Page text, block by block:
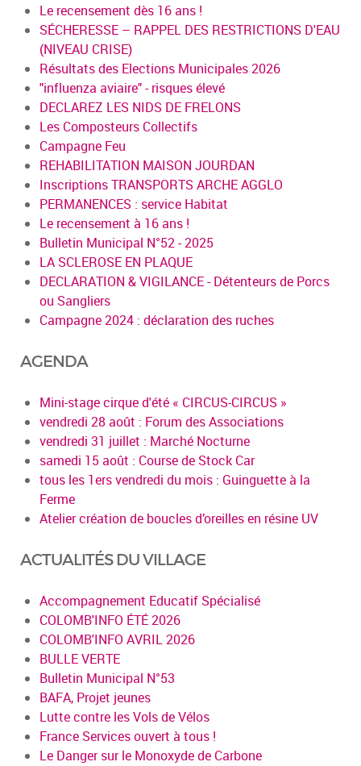
Le recensement dès 16 ans !
SÉCHERESSE – RAPPEL DES RESTRICTIONS D'EAU
(NIVEAU CRISE)
Résultats des Elections Municipales 2026
"influenza aviaire" - risques élevé
DECLAREZ LES NIDS DE FRELONS
Les Composteurs Collectifs
Campagne Feu
REHABILITATION MAISON JOURDAN
Inscriptions TRANSPORTS ARCHE AGGLO
PERMANENCES : service Habitat
Le recensement à 16 ans !
Bulletin Municipal N°52 - 2025
LA SCLEROSE EN PLAQUE
DECLARATION & VIGILANCE - Détenteurs de Porcs
ou Sangliers
Campagne 2024 : déclaration des ruches
AGENDA
Mini-stage cirque d'été « CIRCUS-CIRCUS »
vendredi 28 août : Forum des Associations
vendredi 31 juillet : Marché Nocturne
samedi 15 août : Course de Stock Car
tous les 1ers vendredi du mois : Guinguette à la
Ferme
Atelier création de boucles d’oreilles en résine UV
ACTUALITÉS DU VILLAGE
Accompagnement Educatif Spécialisé
COLOMB'INFO ÉTÉ 2026
COLOMB'INFO AVRIL 2026
BULLE VERTE
Bulletin Municipal N°53
BAFA, Projet jeunes
Lutte contre les Vols de Vélos
France Services ouvert à tous !
Le Danger sur le Monoxyde de Carbone